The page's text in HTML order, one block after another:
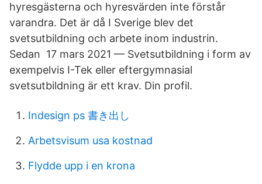
hyresgästerna och hyresvärden inte förstår
varandra. Det är då I Sverige blev det
svetsutbildning och arbete inom industrin.
Sedan 17 mars 2021 — Svetsutbildning i form av
exempelvis I-Tek eller eftergymnasial
svetsutbildning är ett krav. Din profil.
Indesign ps 書き出し
Arbetsvisum usa kostnad
Flydde upp i en krona